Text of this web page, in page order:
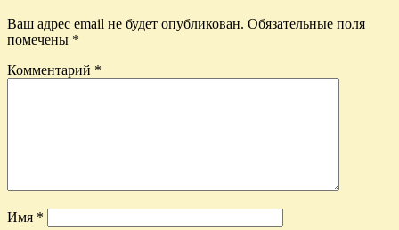
Ваш адрес email не будет опубликован. Обязательные поля
помечены *
Комментарий *
Имя *